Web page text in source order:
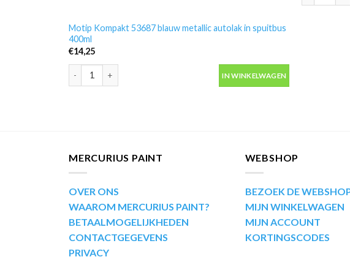
Motip Kompakt 53687 blauw metallic autolak in spuitbus
400ml
€14,25
Motip Kompakt 53687 blauw metallic autolak in spuitbus 400ml aantal
IN WINKELWAGEN
MERCURIUS PAINT
OVER ONS
WAAROM MERCURIUS PAINT?
BETAALMOGELIJKHEDEN
CONTACTGEGEVENS
PRIVACY
WEBSHOP
BEZOEK DE
MIJN WINKELWAGEN
MIJN ACCOUNT
KORTINGSCODES